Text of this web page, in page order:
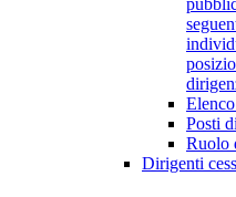
Posti
Ruolo
Dirigenti